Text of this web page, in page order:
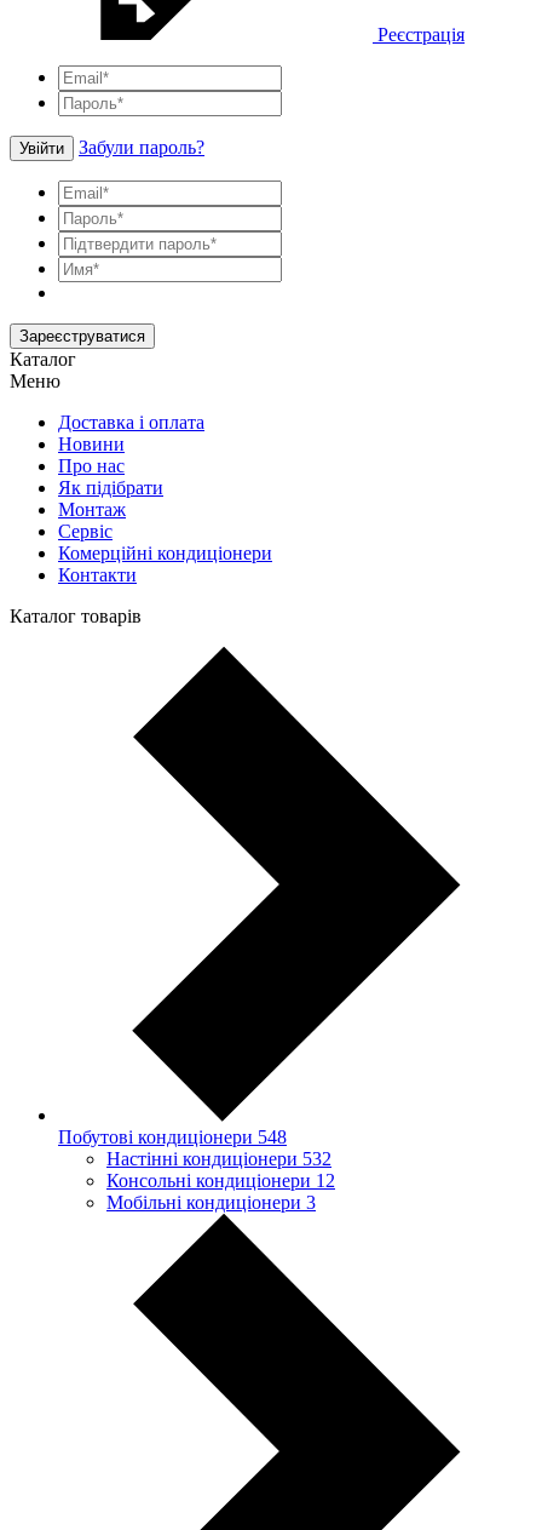
Реєстрація
Увійти Забули пароль?
Зареєструватися
Каталог
Меню
Доставка і оплата
Новини
Про нас
Як підібрати
Монтаж
Сервіс
Комерційні кондиціонери
Контакти
Каталог товарів
Побутові кондиціонери 548
Настінні кондиціонери 532
Консольні кондиціонери 12
Мобільні кондиціонери 3